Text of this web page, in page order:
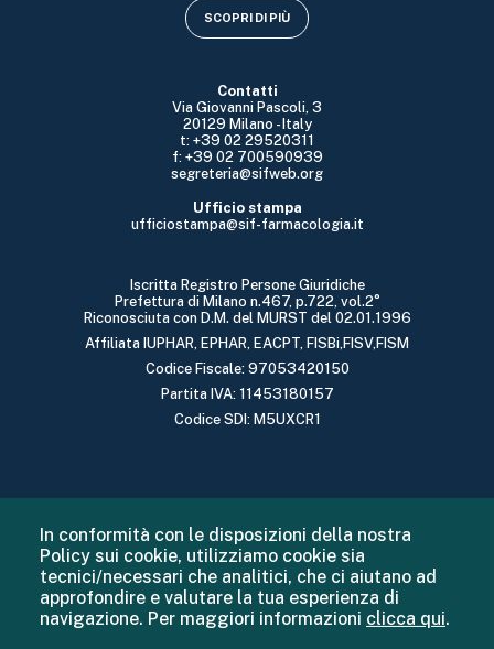
Contatti
Via Giovanni Pascoli, 3
20129 Milano - Italy
t: +39 02 29520311
f: +39 02 700590939
segreteria@sifweb.org
Ufficio stampa
ufficiostampa@sif-farmacologia.it
Iscritta Registro Persone Giuridiche
Prefettura di Milano n.467, p.722, vol.2°
Riconosciuta con D.M. del MURST del 02.01.1996
Affiliata IUPHAR, EPHAR, EACPT, FISBi,FISV,FISM
Codice Fiscale: 97053420150
Partita IVA: 11453180157
Codice SDI: M5UXCR1
SCOPRI DI PIÙ
In conformità con le disposizioni della nostra
Policy sui cookie, utilizziamo cookie sia
tecnici/necessari che analitici, che ci aiutano ad
approfondire e valutare la tua esperienza di
navigazione. Per maggiori informazioni clicca qui.